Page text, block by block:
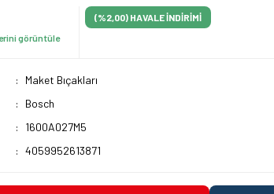
görüntüle
(%2,00) HAVALE İNDİRİMİ
Maket Bıçakları
Bosch
1600A027M5
4059952613871